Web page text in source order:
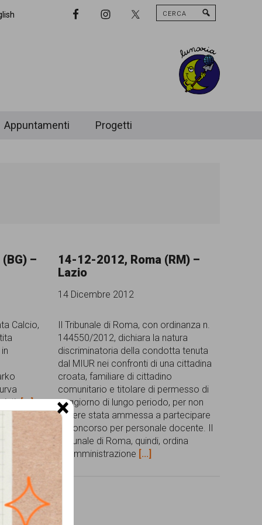
Nav
Cerca
Appuntamenti Progetti
–
Calcio,
[...]
14-12-2012, Roma (RM) –
Lazio
14 Dicembre 2012
Il Tribunale di Roma, con ordinanza n.
144550/2012, dichiara la natura
discriminatoria della condotta tenuta
dal MIUR nei confronti di una cittadina
croata, familiare di cittadino
comunitario e titolare di permesso di
soggiorno di lungo periodo, per non
essere stata ammessa a partecipare
al concorso per personale docente. Il
Tribunale di Roma, quindi, ordina
all'Amministrazione [...]
×